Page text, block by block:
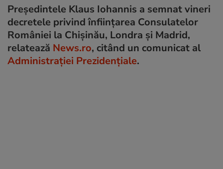
Președintele Klaus Iohannis a semnat vineri
decretele privind înființarea Consulatelor
României la Chişinău, Londra şi Madrid,
relatează News.ro, citând un comunicat al
Administrației Prezidențiale.